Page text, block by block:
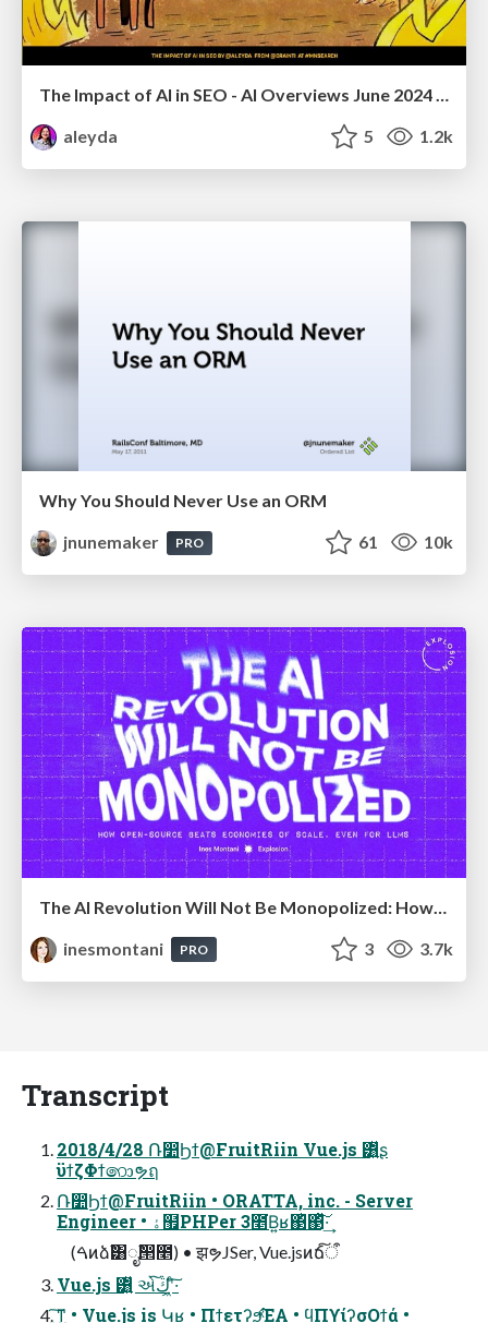
The Impact of AI in SEO - AI Overviews June 2024 Edition
aleyda
5 1.2k
Why You Should Never Use an ORM
jnunemaker
PRO 61 10k
inesmontani
PRO 3 3.7k
Transcript
2018/4/28 Ռ෺Ϧϯ@FruitRiin Vue.js ͸͍͍ͧʂ
ϋϯζΦϯ෩ຯฤ
Ռ෺Ϧϯ@FruitRiin • ORATTA, inc. - Server
Engineer • ۀ຿PHPer 3೥͘Β͍ʁ΃ͪ΃ͪͯ͠·͢
(ࠓͷձࣾ͸ೖࣾ൒೥) • झຯJSer, Vue.jsͷճ͠ऀ
Vue.js ͸͍͍ͧ એڭ͠ʹ͖·ͨ͠
͓͠ͳ͕͖ • Vue.js is Կʁ • Πϯετʔϧͯ͠ΈΑ͏ • ϥΠϒίʔσΟϯά •